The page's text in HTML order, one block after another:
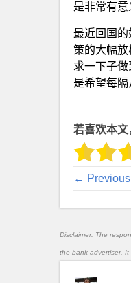
是非常有意
最近回国
策的大幅
求一下子
是希望每
若喜欢本文
←
Disclaimer: The
the bank advertiser. It